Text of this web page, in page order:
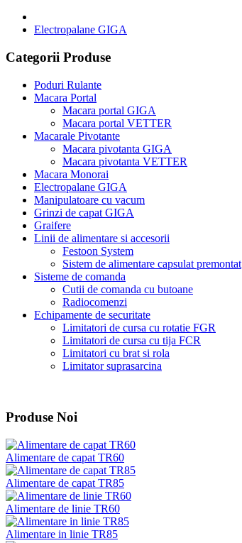
Electropalane GIGA
Categorii Produse
Poduri Rulante
Macara Portal
Macara portal GIGA
Macara portal VETTER
Macarale Pivotante
Macara pivotanta GIGA
Macara pivotanta VETTER
Macara Monorai
Electropalane GIGA
Manipulatoare cu vacum
Grinzi de capat GIGA
Graifere
Linii de alimentare si accesorii
Festoon System
Sistem de alimentare capsulat premontat
Sisteme de comanda
Cutii de comanda cu butoane
Radiocomenzi
Echipamente de securitate
Limitatori de cursa cu rotatie FGR
Limitatori de cursa cu tija FCR
Limitatori cu brat si rola
Limitator suprasarcina
Produse Noi
Alimentare de capat TR60
Alimentare de capat TR85
Alimentare de linie TR60
Alimentare in linie TR85